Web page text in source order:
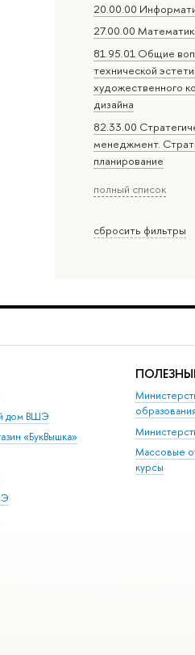
20.00.00
27.00.00
81.95.01 Общие
технической
художественного
дизайна
82.33.00
менеджмент.
планирование
полный список
сбросить фильтры
дом ВШЭ
«БукВышка»
Массовые
курсы